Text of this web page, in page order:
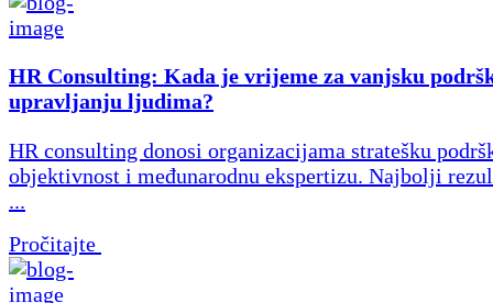
HR Consulting: Kada je vrijeme za vanjsku
upravljanju ljudima?
HR consulting donosi organizacijama stratešku
objektivnost i međunarodnu ekspertizu. Najbolji
...
Pročitajte